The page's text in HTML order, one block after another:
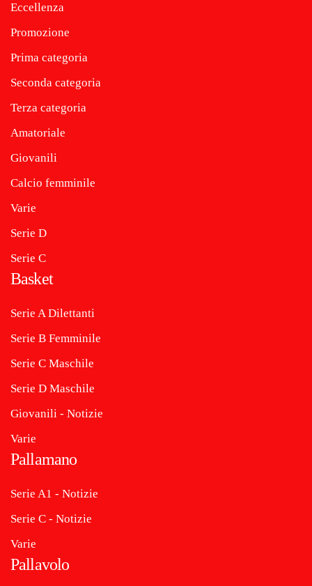
Eccellenza
Promozione
Prima categoria
Seconda categoria
Terza categoria
Amatoriale
Giovanili
Calcio femminile
Varie
Serie D
Serie C
Basket
Serie A Dilettanti
Serie B Femminile
Serie C Maschile
Serie D Maschile
Giovanili - Notizie
Varie
Pallamano
Serie A1 - Notizie
Serie C - Notizie
Varie
Pallavolo